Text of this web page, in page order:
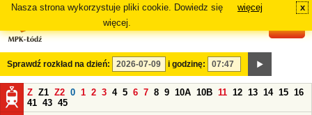
Nasza strona wykorzystuje pliki cookie. Dowiedz się
więcej.
więcej x
Sprawdź rozkład na dzień: i godzinę:
Z Z1 Z2 0 1 2 3 4 5 6 7 8 9 10A 10B 11 12 13 14 15 16
41 43 45